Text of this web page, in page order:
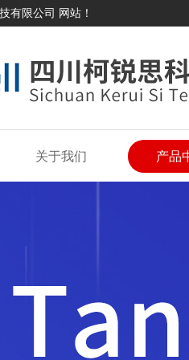
有限公司 网站！
关于我们 产品